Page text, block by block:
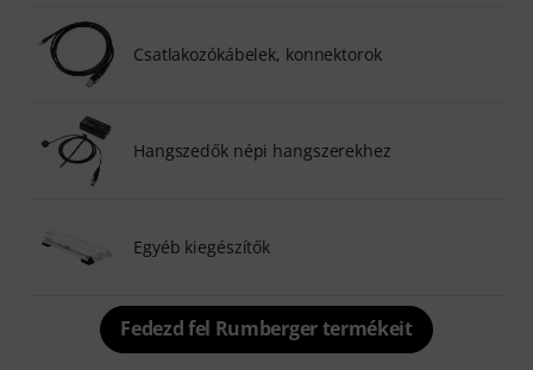
Csatlakozókábelek, konnektorok
Hangszedők népi hangszerekhez
Egyéb kiegészítők
Fedezd fel Rumberger termékeit